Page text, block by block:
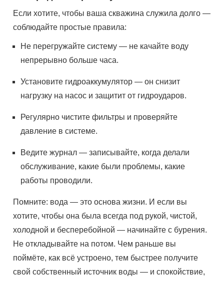
Если хотите, чтобы ваша скважина служила долго —
соблюдайте простые правила:
Не перегружайте систему — не качайте воду
непрерывно больше часа.
Установите гидроаккумулятор — он снизит
нагрузку на насос и защитит от гидроударов.
Регулярно чистите фильтры и проверяйте
давление в системе.
Ведите журнал — записывайте, когда делали
обслуживание, какие были проблемы, какие
работы проводили.
Помните: вода — это основа жизни. И если вы
хотите, чтобы она была всегда под рукой, чистой,
холодной и бесперебойной — начинайте с бурения.
Не откладывайте на потом. Чем раньше вы
поймёте, как всё устроено, тем быстрее получите
свой собственный источник воды — и спокойствие,